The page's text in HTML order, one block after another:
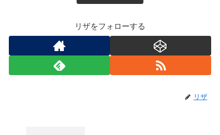
リザをフォローする
リザ